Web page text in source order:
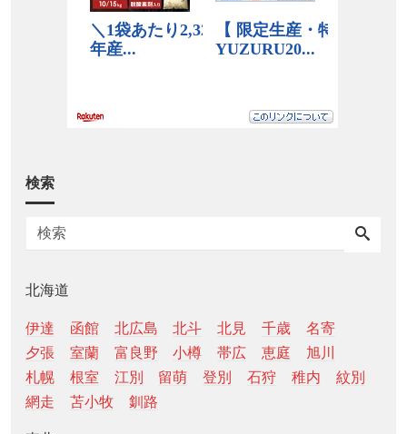
検索
北海道
伊達 函館 北広島 北斗 北見 千歳
名寄
夕張
室蘭 富良野 小樽 帯広 恵庭
旭川
札幌
根室 江別 留萌 登別 石狩 稚内
紋別
網走
苫小牧 釧路